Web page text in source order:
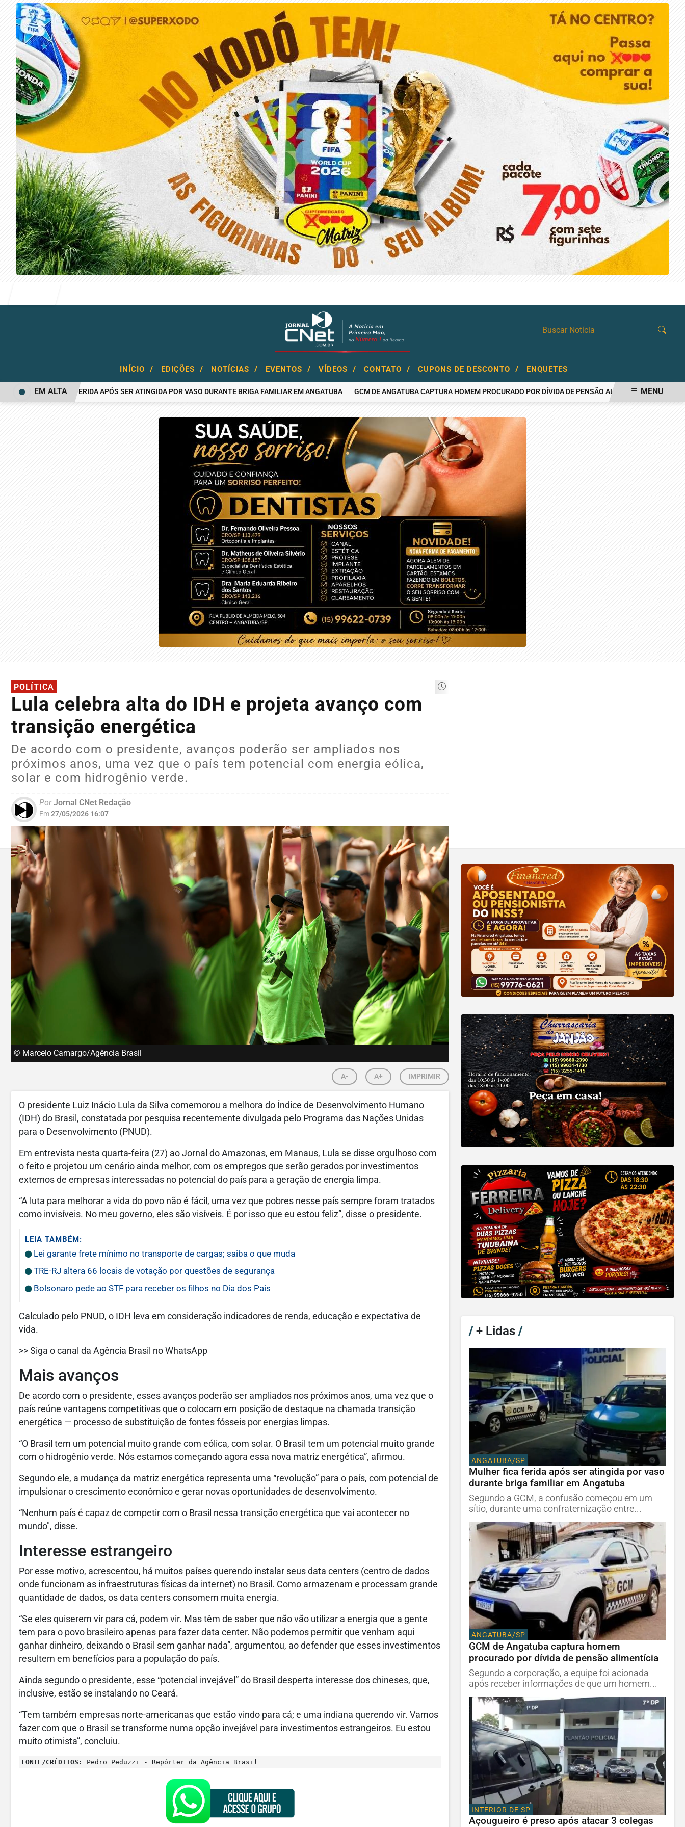
INÍCIO / EDIÇÕES / NOTÍCIAS / EVENTOS / VÍDEOS / CONTATO / CUPONS DE DESCONTO / ENQUETES
MULHER FICA FERIDA APÓS SER ATINGIDA POR VASO DURANTE BRIGA FAMILIAR EM ANGATUBA GCM DE ANGATUBA CAPTURA HOMEM PROCURADO POR DÍVIDA DE PENSÃO ALIMENTÍCIA
EM ALTA MENU
POLÍTICA
Lula celebra alta do IDH e projeta avanço com
transição energética
De acordo com o presidente, avanços poderão ser ampliados nos
próximos anos, uma vez que o país tem potencial com energia eólica,
solar e com hidrogênio verde.
PorJornal CNet Redação
Em27/05/2026 16:07
© Marcelo Camargo/Agência Brasil
A- A+ IMPRIMIR
O presidente Luiz Inácio Lula da Silva comemorou a melhora do Índice de Desenvolvimento Humano
(IDH) do Brasil, constatada por pesquisa recentemente divulgada pelo Programa das Nações Unidas
para o Desenvolvimento (PNUD).
Em entrevista nesta quarta-feira (27) ao Jornal do Amazonas, em Manaus, Lula se disse orgulhoso com
o feito e projetou um cenário ainda melhor, com os empregos que serão gerados por investimentos
externos de empresas interessadas no potencial do país para a geração de energia limpa.
“A luta para melhorar a vida do povo não é fácil, uma vez que pobres nesse país sempre foram tratados
como invisíveis. No meu governo, eles são visíveis. É por isso que eu estou feliz”, disse o presidente.
LEIA TAMBÉM:
Lei garante frete mínimo no transporte de cargas; saiba o que muda
TRE-RJ altera 66 locais de votação por questões de segurança
Bolsonaro pede ao STF para receber os filhos no Dia dos Pais
Calculado pelo PNUD, o IDH leva em consideração indicadores de renda, educação e expectativa de
vida.
>> Siga o canal da Agência Brasil no WhatsApp
Mais avanços
De acordo com o presidente, esses avanços poderão ser ampliados nos próximos anos, uma vez que o
país reúne vantagens competitivas que o colocam em posição de destaque na chamada transição
energética — processo de substituição de fontes fósseis por energias limpas.
“O Brasil tem um potencial muito grande com eólica, com solar. O Brasil tem um potencial muito grande
com o hidrogênio verde. Nós estamos começando agora essa nova matriz energética”, afirmou.
Segundo ele, a mudança da matriz energética representa uma “revolução” para o país, com potencial de
impulsionar o crescimento econômico e gerar novas oportunidades de desenvolvimento.
“Nenhum país é capaz de competir com o Brasil nessa transição energética que vai acontecer no
mundo", disse.
Interesse estrangeiro
Por esse motivo, acrescentou, há muitos países querendo instalar seus data centers (centro de dados
onde funcionam as infraestruturas físicas da internet) no Brasil. Como armazenam e processam grande
quantidade de dados, os data centers consomem muita energia.
“Se eles quiserem vir para cá, podem vir. Mas têm de saber que não vão utilizar a energia que a gente
tem para o povo brasileiro apenas para fazer data center. Não podemos permitir que venham aqui
ganhar dinheiro, deixando o Brasil sem ganhar nada”, argumentou, ao defender que esses investimentos
resultem em benefícios para a população do país.
Ainda segundo o presidente, esse “potencial invejável” do Brasil desperta interesse dos chineses, que,
inclusive, estão se instalando no Ceará.
“Tem também empresas norte-americanas que estão vindo para cá; e uma indiana querendo vir. Vamos
fazer com que o Brasil se transforme numa opção invejável para investimentos estrangeiros. Eu estou
muito otimista”, concluiu.
FONTE/CRÉDITOS: Pedro Peduzzi - Repórter da Agência Brasil
/+ Lidas /
ANGATUBA/SP
Mulher fica ferida após ser atingida por vaso
durante briga familiar em Angatuba
Segundo a GCM, a confusão começou em um
sítio, durante uma confraternização entre...
ANGATUBA/SP
GCM de Angatuba captura homem
procurado por dívida de pensão alimentícia
Segundo a corporação, a equipe foi acionada
após receber informações de que um homem...
INTERIOR DE SP
Açougueiro é preso após atacar 3 colegas